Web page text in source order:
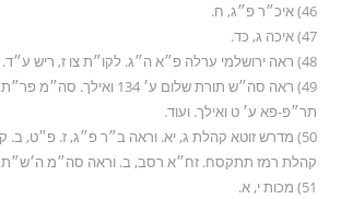
46) איכ״ר פ״ג, ח.
47) איכה ג, כד.
48) ראה ירושלמי ערלה פ״א ה״ג. לקו״ת צו ז, ריש ע״ד.
49) ראה סה״ש תורת שלום ע׳ 134
תר״פ-פא ע׳ ט ואילך. ועוד.
50) מדרש זוטא קהלת ג, יא. וראה ב״ר פ״ג, ז. פ״ט, ב.
קהלת רמז תתקסח. זח״א רסב, ב. וראה סה״מ ה׳ש״ת ע׳ 55.
51) מכות י, א.